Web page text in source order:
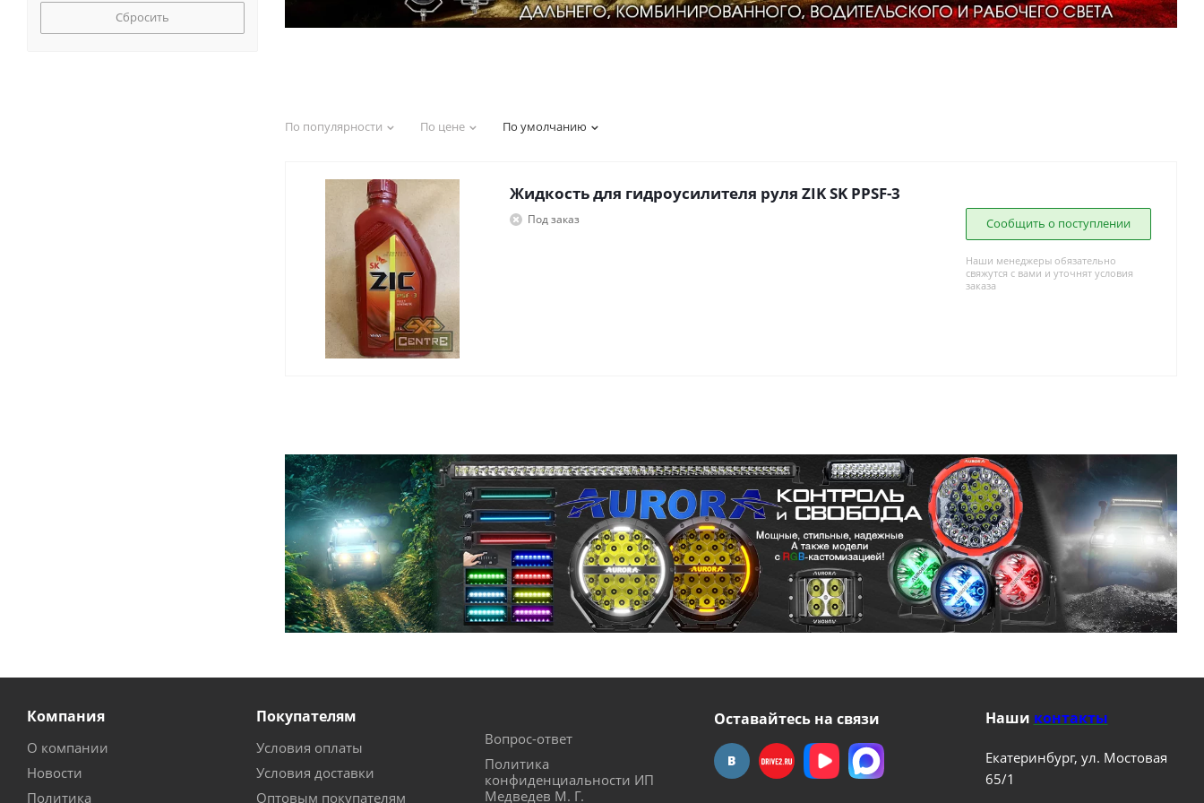
По популярности По цене По умолчанию
Жидкость для гидроусилителя руля ZIK SK PPSF-3
Под заказ Сообщить о поступлении
Наши менеджеры обязательно
свяжутся с вами и уточнят условия
заказа
Сбросить
Компания
О компании
Новости
Политика
Покупателям
Условия оплаты
Условия доставки
Оптовым покупателям
Вопрос-ответ
Политика
конфиденциальности ИП
Медведев М. Г.
Оставайтесь на связи Наши контакты
Екатеринбург, ул. Мостовая
65/1